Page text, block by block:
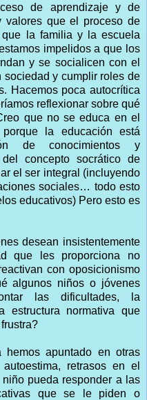
de aprendizaje y de
valores que el proceso de
la familia y la escuela
impelidos a que los
y se socialicen con el
y cumplir roles de
Hacemos poca autocrítica
reflexionar sobre qué
que no se educa en el
la educación está
de conocimientos y
concepto socrático de
el ser integral (incluyendo
sociales… todo esto
educativos) Pero esto es
desean insistentemente
que les proporciona no
con oposicionismo
algunos niños o jóvenes
las dificultades, la
estructura normativa que
apuntado en otras
retrasos en el
pueda responder a las
que se le piden o